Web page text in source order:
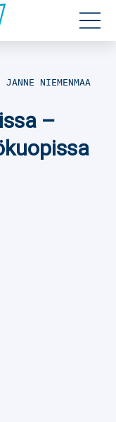
JANNE NIEMENMAA
–